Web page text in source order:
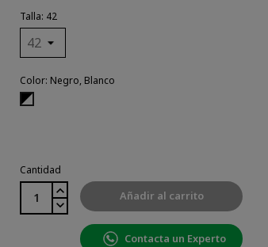
Talla: 42
Color: Negro, Blanco
Negro,
Cantidad
Añadir al carrito
Contacta un Experto